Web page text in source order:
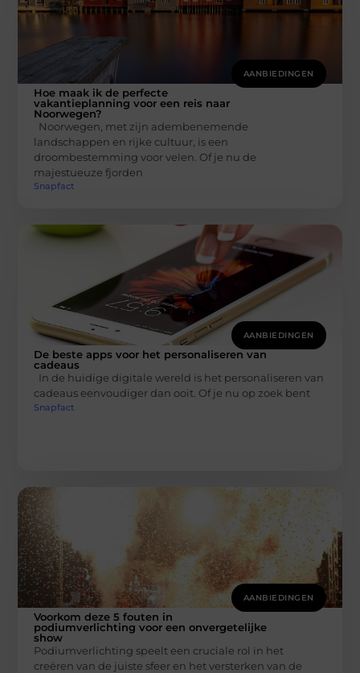
AANBIEDINGEN
Hoe maak ik de perfecte
vakantieplanning voor een reis naar
Noorwegen?
Noorwegen, met zijn adembenemende
landschappen en rijke cultuur, is een
droombestemming voor velen. Of je nu de
majestueuze fjorden
Snapfact
AANBIEDINGEN
De beste apps voor het personaliseren van
cadeaus
In de huidige digitale wereld is het personaliseren van
cadeaus eenvoudiger dan ooit. Of je nu op zoek bent
Snapfact
AANBIEDINGEN
Voorkom deze 5 fouten in
podiumverlichting voor een onvergetelijke
show
Podiumverlichting speelt een cruciale rol in het
creëren van de juiste sfeer en het versterken van de